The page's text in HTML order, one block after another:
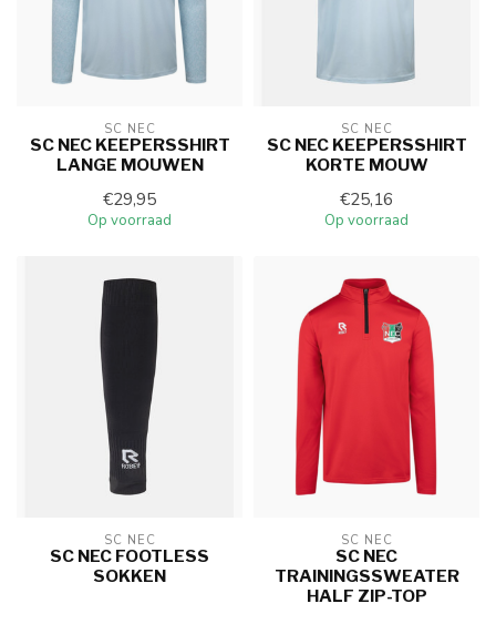
SC NEC
SC NEC KEEPERSSHIRT
LANGE MOUWEN
€29,95
Op voorraad
SC NEC
SC NEC KEEPERSSHIRT
KORTE MOUW
€25,16
Op voorraad
SC NEC
SC NEC FOOTLESS
SOKKEN
SC NEC
SC NEC
TRAININGSSWEATER
HALF ZIP-TOP